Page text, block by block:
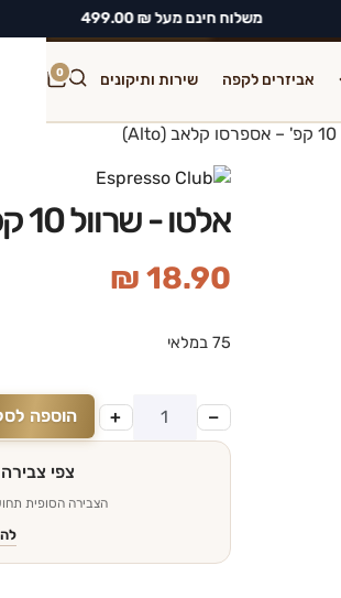
משלוח חינם מעל ₪ 499.00
חשבון שלי מועדון לקוחות
אביזרים לקפה שירות ותיקונים 0
אלטו - שרוול 10 קפ' - אספרסו קלאב (Alto)
₪ 18.90
75 במלאי
−
+ הוספה
צפי
הצבירה הסופית